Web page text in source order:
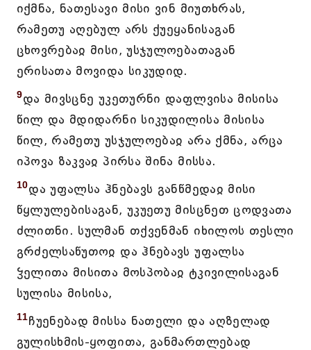
იქმნა, ნათესავი მისი ვინ მიუთხრას,
რამეთუ აღებულ არს ქუეყანისაგან
ცხოვრებაჲ მისი, უსჯულოებათაგან
ერისათა მოვიდა სიკუდიდ.
9და მივსცნე უკეთურნი დაფლვისა მისისა
წილ და მდიდარნი სიკუდილისა მისისა
წილ, რამეთუ უსჯულოებაჲ არა ქმნა, არცა
იპოვა ზაკვაჲ პირსა შინა მისსა.
10და უფალსა ჰნებავს განწმედაჲ მისი
წყლულებისაგან, უკუეთუ მისცნეთ ცოდვათა
ძლითნი. სულმან თქვენმან იხილოს თესლი
გრძელსაწუთოჲ და ჰნებავს უფალსა
ჴელითა მისითა მოსპობაჲ ტკივილისაგან
სულისა მისისა,
11ჩუენებად მისსა ნათელი და აღზელად
გულისხმის-ყოფითა, განმართლებად